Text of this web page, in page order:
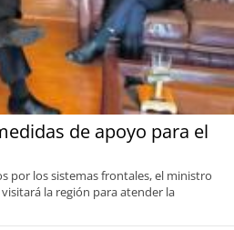
de apoyo para el
por los sistemas frontales, el ministro
la región para atender la